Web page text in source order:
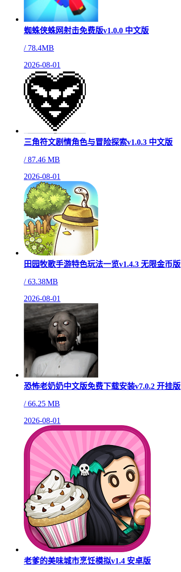
蜘蛛侠蛛网射击免费版v1.0.0 中文版
/78.4MB
2026-08-01
三角符文剧情角色与冒险探索v1.0.3 中文版
/87.46 MB
2026-08-01
田园牧歌手游特色玩法一览v1.4.3 无限金币版
/63.38MB
2026-08-01
恐怖老奶奶中文版免费下载安装v7.0.2 开挂版
/66.25 MB
2026-08-01
老爹的美味城市烹饪模拟v1.4 安卓版